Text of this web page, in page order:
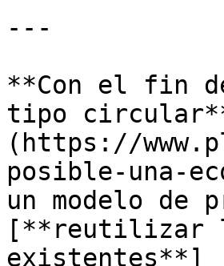
---
**Con el fin
tipo
(https://
posible-una-
un modelo de
[**reutilizar
existentes**]